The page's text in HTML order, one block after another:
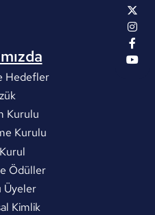
Hedefler
Kurulu
Kurulu
Ödüller
Üyeler
Kimlik